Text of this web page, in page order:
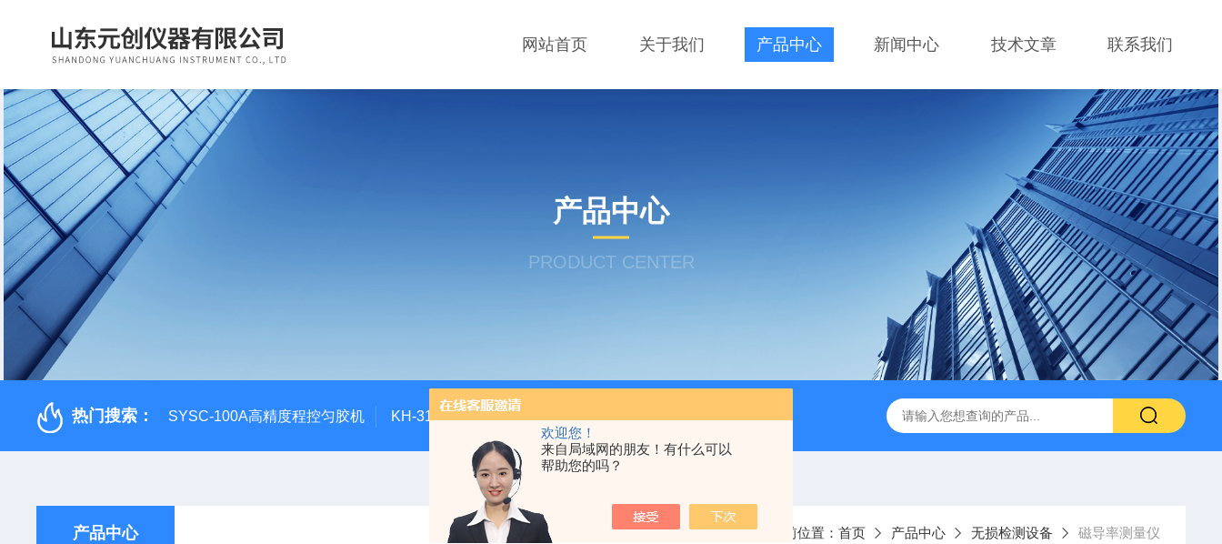
欢迎您！
来自局域网的朋友！有什么可以
帮助您的吗？
网站首页 关于我们 产品中心 新闻中心 技术文章 联系我们
产品中心
PRODUCT CENTER
热门搜索： SYSC-100A高精度程控匀胶机 KH-3100新型全能型薄层色谱扫描仪 CS-300轨道式摇床 JKG-203新型冷原子吸收测汞仪
产品中心 当前位置： 首页 产品中心 无损检测设备 磁导率测量仪